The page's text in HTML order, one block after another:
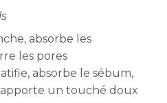
absorbe les
les pores
absorbe le sébum,
un touché doux